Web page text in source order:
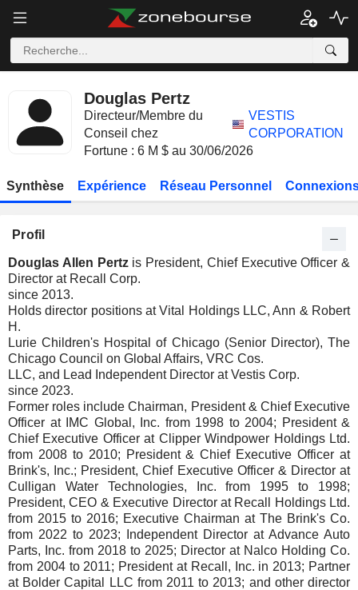
Douglas Pertz
Directeur/Membre du
Conseil chez
VESTIS
CORPORATION
Fortune : 6 M $ au 30/06/2026
Synthèse Expérience Réseau Personnel
Profil
Douglas Allen Pertzis President, Chief Executive Officer &
Director at Recall Corp.
since 2013.
Holds director positions at Vital Holdings LLC, Ann & Robert
H.
Lurie Children's Hospital of Chicago (Senior Director), The
Chicago Council on Global Affairs, VRC Cos.
LLC, and Lead Independent Director at Vestis Corp.
since 2023.
Former roles include Chairman, President & Chief Executive
Officer at IMC Global, Inc. from 1998 to 2004; President &
Chief Executive Officer at Clipper Windpower Holdings Ltd.
from 2008 to 2010; President & Chief Executive Officer at
Brink's, Inc.; President, Chief Executive Officer & Director at
Culligan Water Technologies, Inc. from 1995 to 1998;
President, CEO & Executive Director at Recall Holdings Ltd.
from 2015 to 2016; Executive Chairman at The Brink's Co.
from 2022 to 2023; Independent Director at Advance Auto
Parts, Inc. from 2018 to 2025; Director at Nalco Holding Co.
from 2004 to 2011; President at Recall, Inc. in 2013; Partner
at Bolder Capital LLC from 2011 to 2013; and other director